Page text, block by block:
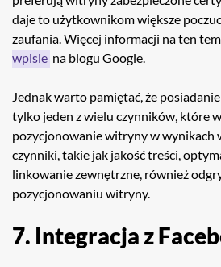
daje to użytkownikom większe
zaufania. Więcej informacji na ten
wpisie na blogu Google.
Jednak warto pamiętać, że
tylko jeden z wielu czynników, które
pozycjonowanie witryny w wynikach
czynniki, takie jak jakość treści,
linkowanie zewnętrzne, również
pozycjonowaniu witryny.
7. Integracja z